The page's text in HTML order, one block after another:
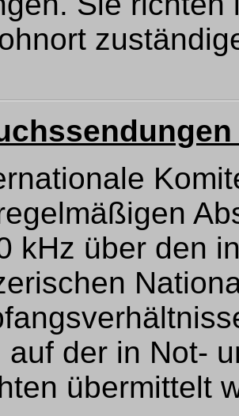
kHz über den
auf der in Not-
übermittelt